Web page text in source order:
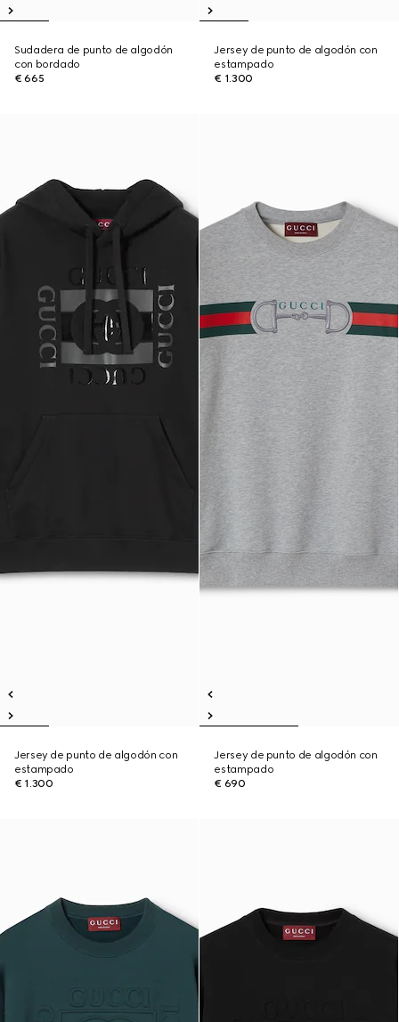
Sudadera de punto de algodón
con bordado
€ 665
Jersey de punto de algodón con
estampado
€ 1.300
Jersey de punto de algodón con
estampado
€ 1.300
Jersey de punto de algodón con
estampado
€ 690